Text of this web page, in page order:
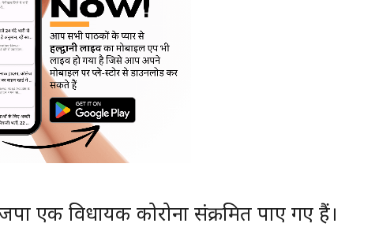
एक विधायक कोरोना संक्रमित पाए गए हैं।